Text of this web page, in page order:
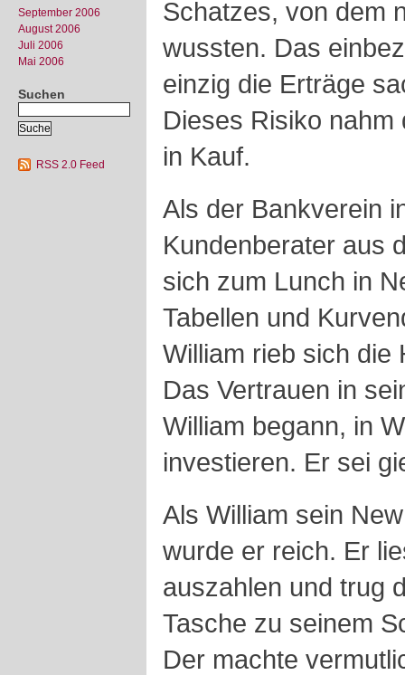
September 2006
August 2006
Juli 2006
Mai 2006
Suchen
RSS 2.0 Feed
Schatzes, von dem
wussten. Das
einzig die Erträge
Dieses Risiko
in Kauf.
Als der Bankverein
Kundenberater aus
sich zum Lunch in
Tabellen und
William rieb sich die
Das Vertrauen in
William begann, in
investieren. Er sei
Als William sein
wurde er reich. Er
auszahlen und trug
Tasche zu seinem
Der machte